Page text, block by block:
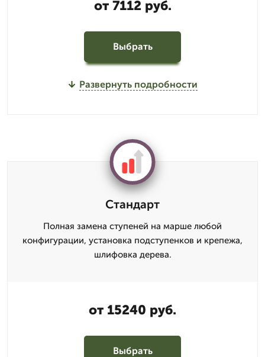
от 7112 руб.
Выбрать
Развернуть подробности
Стандарт
Полная замена ступеней на марше любой
конфигурации, установка подступенков и крепежа,
шлифовка дерева.
от 15240 руб.
Выбрать